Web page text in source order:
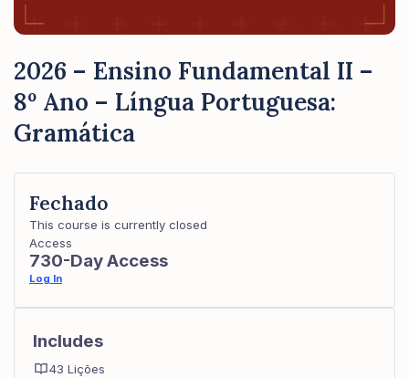
2026 – Ensino Fundamental II –
8º Ano – Língua Portuguesa:
Gramática
Fechado
This course is currently closed
Access
730-Day Access
Log In
Includes
43 Lições